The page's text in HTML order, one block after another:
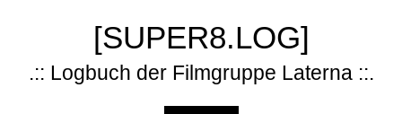
[SUPER8.LOG]
.:: Logbuch der Filmgruppe Laterna ::.